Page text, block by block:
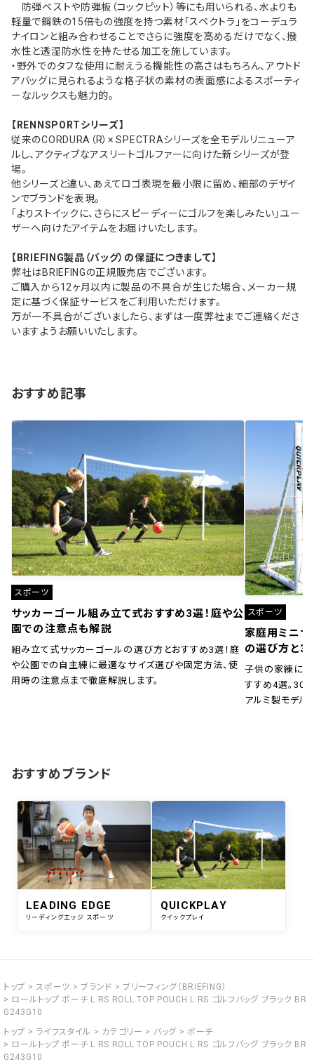
防弾ベストや防弾板（コックピット）等にも用いられる、水よりも
軽量で鋼鉄の15倍もの強度を持つ素材「スペクトラ」をコーデュラ
ナイロンと組み合わせることでさらに強度を高めるだけでなく、撥
水性と透湿防水性を持たせる加工を施しています。
・野外でのタフな使用に耐えうる機能性の高さはもちろん、アウトド
アバッグに見られるような格子状の素材の表面感によるスポーティ
ーなルックスも魅力的。
【RENNSPORTシリーズ】
従来のCORDURA（R）× SPECTRAシリーズを全モデルリニューア
ルし、アクティブなアスリートゴルファーに向けた新シリーズが登
場。
他シリーズと違い、あえてロゴ表現を最小限に留め、細部のデザイ
ンでブランドを表現。
「よりストイックに、さらにスピーディーにゴルフを楽しみたい」ユー
ザーへ向けたアイテムをお届けいたします。
【BRIEFING製品（バッグ）の保証につきまして】
弊社はBRIEFINGの正規販売店でございます。
ご購入から12ヶ月以内に製品の不具合が生じた場合、メーカー規
定に基づく保証サービスをご利用いただけます。
万が一不具合がございましたら、まずは一度弊社までご連絡くださ
いますようお願いいたします。
おすすめ記事
スポーツ
サッカーゴール組み立て式おすすめ3選！庭や公
園での注意点も解説
組み立て式サッカーゴールの選び方とおすすめ3選！庭
や公園での自主練に最適なサイズ選びや固定方法、使
用時の注意点まで徹底解説します。
スポーツ
家庭用ミニサ
の選び方と
子供の家練に！
すすめ4選。30
アルミ製モデル
おすすめブランド
LEADING EDGE
リーディングエッジ スポーツ
QUICKPLAY
クイックプレイ
トップ スポーツ ブランド
ブリーフィング（BRIEFING）
ロールトップ ポーチ L RS ROLL TOP POUCH L RS ゴルフバッグ ブラック BR
G243G10
トップ
ライフスタイル カテゴリー バッグ
ポーチ
ロールトップ ポーチ L RS ROLL TOP POUCH L RS ゴルフバッグ ブラック BR
G243G10